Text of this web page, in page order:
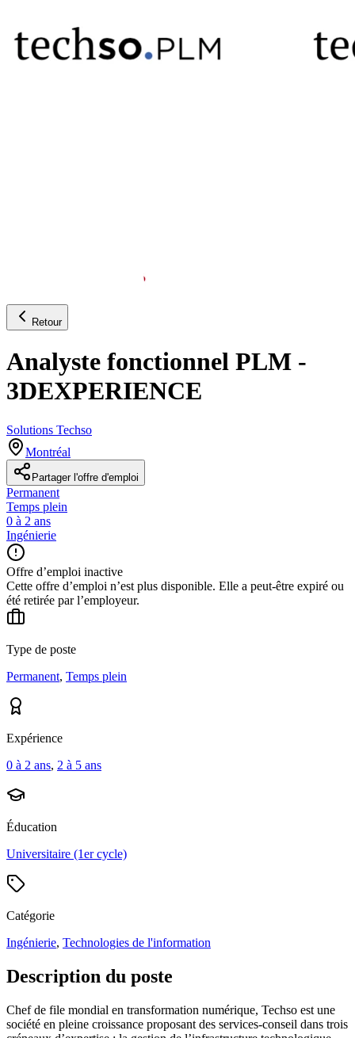
Retour
Analyste fonctionnel PLM -
3DEXPERIENCE
Solutions Techso
Montréal
Partager l'offre d'emploi
Permanent
Temps plein
0 à 2 ans
Ingénierie
Offre d’emploi inactive
Cette offre d’emploi n’est plus disponible. Elle a peut-être expiré ou
été retirée par l’employeur.
Type de poste
Permanent, Temps plein
Expérience
0 à 2 ans, 2 à 5 ans
Éducation
Universitaire (1er cycle)
Catégorie
Ingénierie, Technologies de l'information
Description du poste
Chef de file mondial en transformation numérique, Techso est une
société en pleine croissance proposant des services-conseil dans trois